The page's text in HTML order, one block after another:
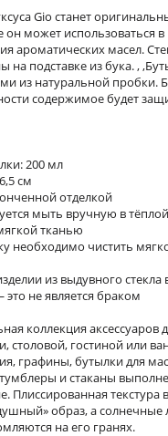
Gio станет
он может использоваться
ароматических масел.
на подставке из бука. ,
из натуральной пробки.
содержимое будет
200 мл
см
отделкой
мыть вручную в
тканью
необходимо чистить
из выдувного стекла
не является браком
коллекция аксессуаров
столовой, гостиной или
графины, бутылки для
и стаканы
Плиссированная текстура
образ, а солнечные
на его гранях.